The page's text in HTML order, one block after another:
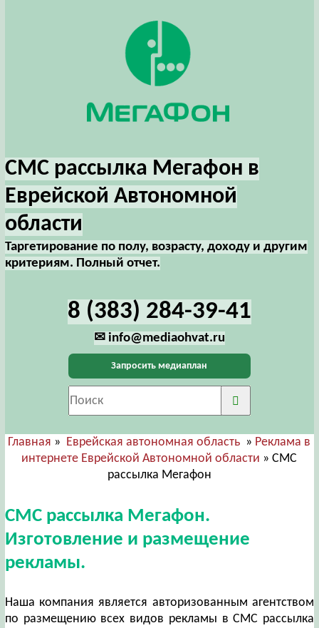
СМС рассылка Мегафон в
Еврейской Автономной
области
Таргетирование по полу, возрасту, доходу и другим
критериям. Полный отчет.
8 (383) 284-39-41
✉ info@mediaohvat.ru
Запросить медиаплан
Главная » Еврейская автономная область » Реклама в
интернете Еврейской Автономной области » СМС
рассылка Мегафон
СМС рассылка Мегафон.
Изготовление и размещение
рекламы.
Наша компания является авторизованным агентством
по размещению всех видов рекламы в СМС рассылка